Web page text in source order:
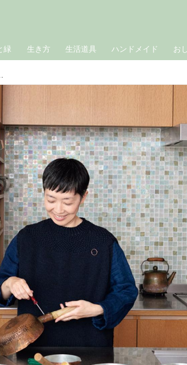
緑 生き方 生活道具 ハンドメイド お
けながら”気持ちよく使う